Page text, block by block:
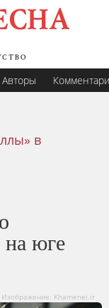
Авторы
в
на юге
Изображение: Khamenei.ir